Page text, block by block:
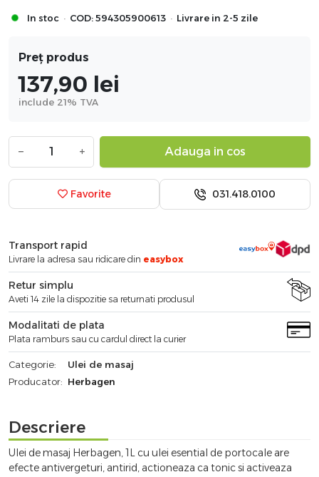
In stoc · COD: 594305900613 · Livrare in 2-5 zile
Preț produs
137,90 lei
include 21% TVA
− + Adauga in cos
Favorite 031.418.0100
Transport rapid
Livrare la adresa sau ridicare din easybox
Retur simplu
Aveti 14 zile la dispozitie sa returnati produsul
Modalitati de plata
Plata ramburs sau cu cardul direct la curier
Categorie:
Ulei de masaj
Producator: Herbagen
Descriere
Ulei de masaj Herbagen, 1L cu ulei esential de portocale are
efecte antivergeturi, antirid, actioneaza ca tonic si activeaza